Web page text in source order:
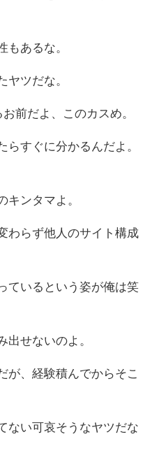
もあるな。
ヤツだな。
前だよ、このカスめ。
すぐに分かるんだよ。
キンタマよ。
わらず他人のサイト構成
ているという姿が俺は笑
せないのよ。
が、経験積んでからそこ
ない可哀そうなヤツだな